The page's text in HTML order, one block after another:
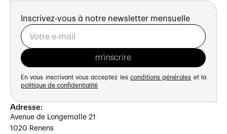
Inscrivez-vous à notre newsletter mensuelle
En vous inscrivant vous acceptez les conditions générales et la
politique de confidentialité
Adresse:
Avenue de Longemalle 21
1020 Renens